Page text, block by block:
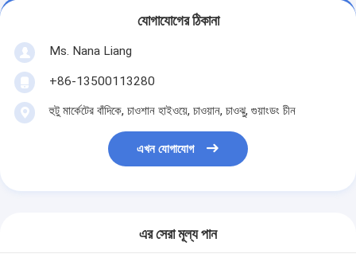
যোগাযোগের ঠিকানা
Ms. Nana Liang
+86-13500113280
হুটু মার্কেটের বাঁদিকে, চাওশান হাইওয়ে, চাওয়ান, চাওঝু, গুয়াংডং চীন
এখন যোগাযোগ
এর সেরা মূল্য পান